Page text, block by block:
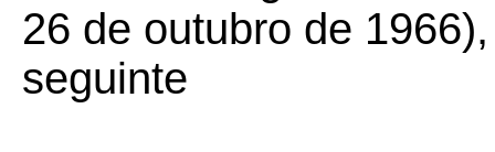
26 de outubro de
seguinte